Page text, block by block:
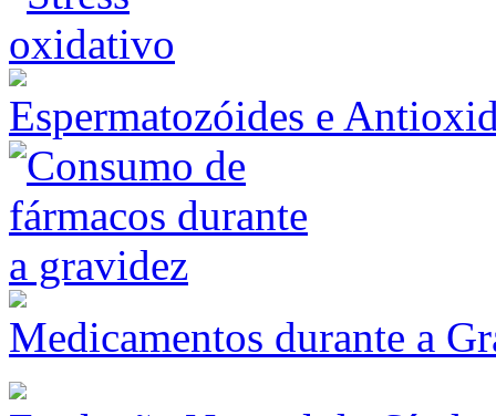
Espermatozóides e
Medicamentos durante a